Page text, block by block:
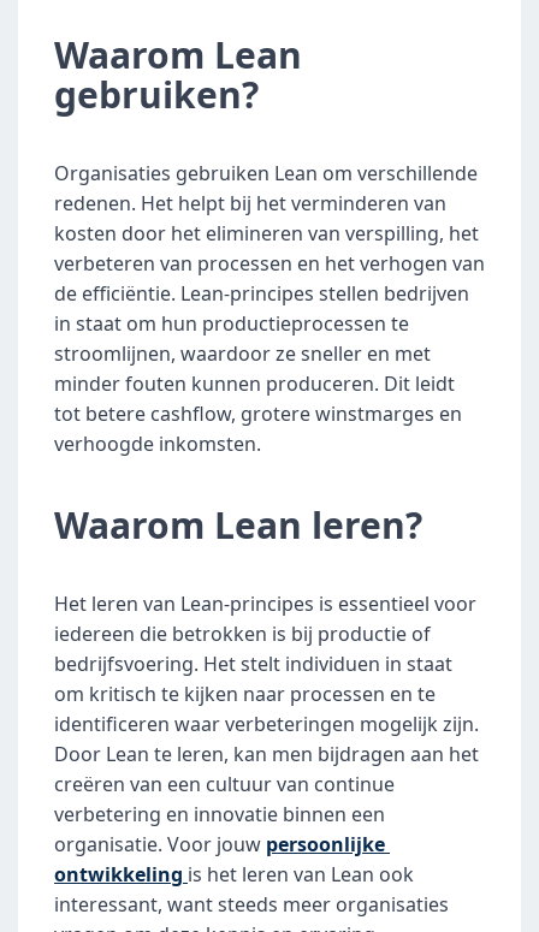
Waarom Lean
gebruiken?
Organisaties gebruiken Lean om verschillende
redenen. Het helpt bij het verminderen van
kosten door het elimineren van verspilling, het
verbeteren van processen en het verhogen van
de efficiëntie. Lean-principes stellen bedrijven
in staat om hun productieprocessen te
stroomlijnen, waardoor ze sneller en met
minder fouten kunnen produceren. Dit leidt
tot betere cashflow, grotere winstmarges en
verhoogde inkomsten.
Waarom Lean leren?
Het leren van Lean-principes is essentieel voor
iedereen die betrokken is bij productie of
bedrijfsvoering. Het stelt individuen in staat
om kritisch te kijken naar processen en te
identificeren waar verbeteringen mogelijk zijn.
Door Lean te leren, kan men bijdragen aan het
creëren van een cultuur van continue
verbetering en innovatie binnen een
organisatie. Voor jouw persoonlijke
ontwikkeling is het leren van Lean ook
interessant, want steeds meer organisaties